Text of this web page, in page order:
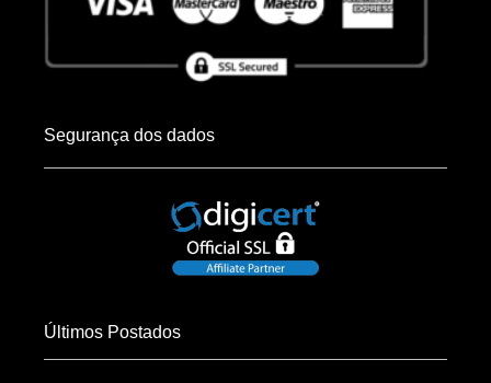
Segurança dos dados
Últimos Postados